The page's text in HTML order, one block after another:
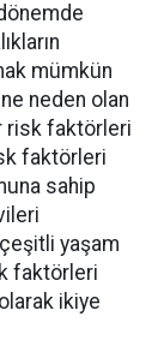
mümkün
neden olan
risk faktörleri
faktörleri
sahip
yaşam
faktörleri
ikiye